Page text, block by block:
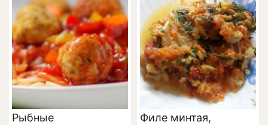
Рыбные
Филе минтая,